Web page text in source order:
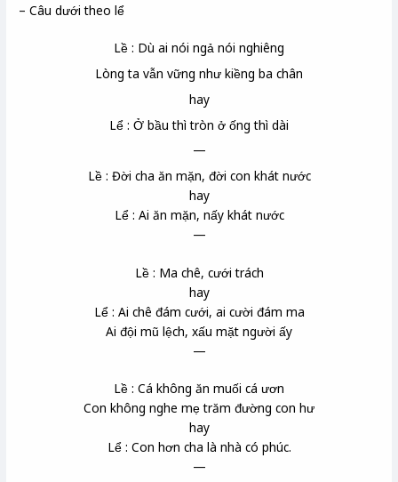
– Câu dưới theo lể
Lề : Dù ai nói ngả nói nghiêng
Lòng ta vẫn vững như kiềng ba chân
hay
Lể : Ở bầu thì tròn ở ống thì dài
—
Lề : Đời cha ăn mặn, đời con khát nước
hay
Lể : Ai ăn mặn, nấy khát nước
—
Lề : Ma chê, cưới trách
hay
Lể : Ai chê đám cưới, ai cười đám ma
Ai đội mũ lệch, xấu mặt người ấy
—
Lề : Cá không ăn muối cá ươn
Con không nghe mẹ trăm đường con hư
hay
Lể : Con hơn cha là nhà có phúc.
—